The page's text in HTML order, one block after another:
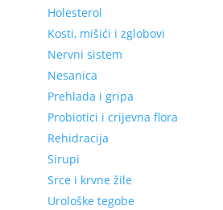
Holesterol
Kosti, mišići i zglobovi
Nervni sistem
Nesanica
Prehlada i gripa
Probiotici i crijevna flora
Rehidracija
Sirupi
Srce i krvne žile
Urološke tegobe